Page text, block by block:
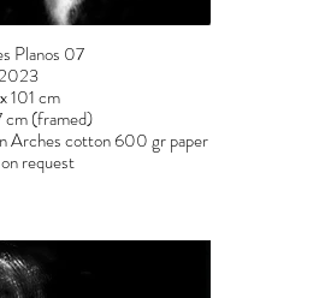
Planos 07
2023
101 cm
cm (framed)
Arches cotton 600 gr paper
request